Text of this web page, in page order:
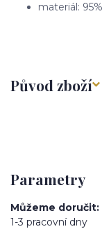
materiál:
Původ zboží
Parametry
Můžeme doručit
1-3 pracovní dny